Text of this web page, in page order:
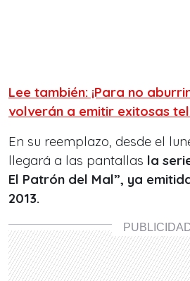
Lee también: ¡Para no
volverán a emitir exitosas
En su reemplazo, desde el
llegará a las pantallas la
El Patrón del Mal”, ya
2013.